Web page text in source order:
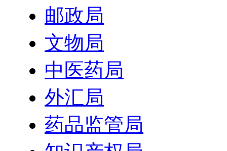
邮政局
文物局
中医药局
外汇局
药品监管局